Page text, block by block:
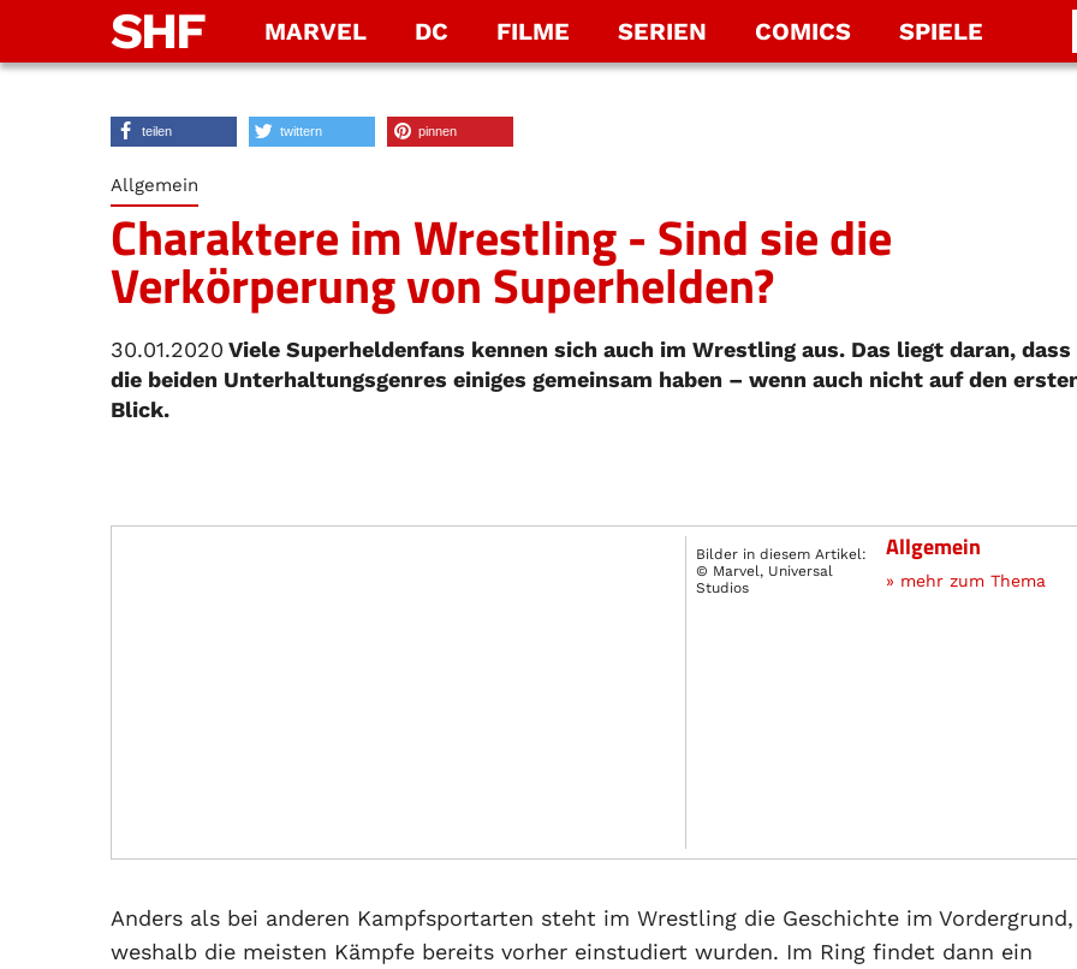
SHF MARVEL DC FILME SERIEN COMICS SPIELE
teilen twittern pinnen
Allgemein
Charaktere im Wrestling - Sind sie die
Verkörperung von Superhelden?
30.01.2020 Viele Superheldenfans kennen sich auch im Wrestling aus. Das liegt daran, dass
die beiden Unterhaltungsgenres einiges gemeinsam haben – wenn auch nicht auf den
Blick.
Bilder in diesem Artikel:
© Marvel, Universal
Studios
Allgemein
» mehr zum Thema
Anders als bei anderen Kampfsportarten steht im Wrestling die Geschichte im Vordergrund,
weshalb die meisten Kämpfe bereits vorher einstudiert wurden. Im Ring findet dann ein